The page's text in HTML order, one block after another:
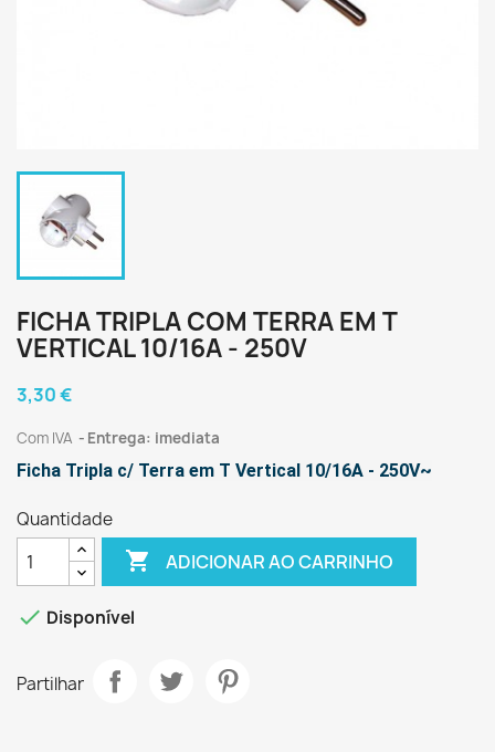
FICHA TRIPLA COM TERRA EM T
VERTICAL 10/16A - 250V
3,30 €
Com IVA Entrega: imediata
Ficha Tripla c/ Terra em T Vertical 10/16A - 250V~
Quantidade
 ADICIONAR AO CARRINHO
 Disponível
Partilhar